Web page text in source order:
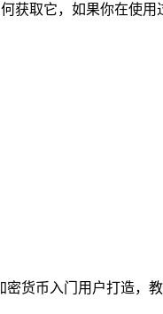
获取它，如果你在使
货币入门用户打造，